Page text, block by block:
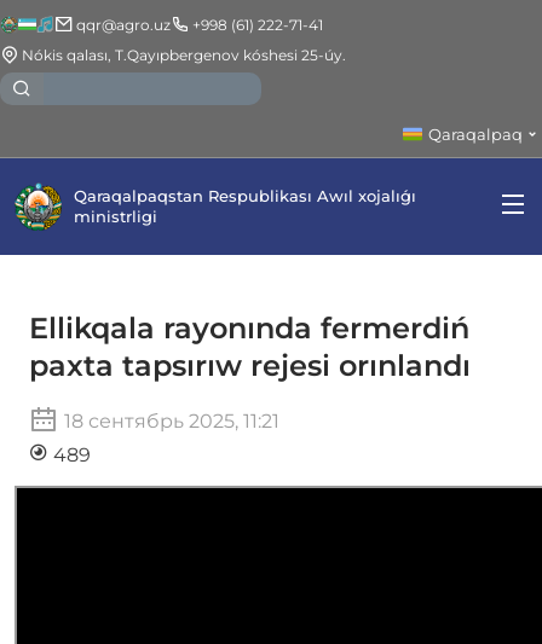
qqr@agro.uz
+998 (61) 222-71-41
Nókis qalası, T.Qayıpbergenov kóshesi 25-úy.
Qaraqalpaq
Qaraqalpaqstan Respublikası Awıl xojalıǵı
ministrligi
Ellikqala rayonında fermerdiń
paxta tapsırıw rejesi orınlandı
18 сентябрь 2025, 11:21
489